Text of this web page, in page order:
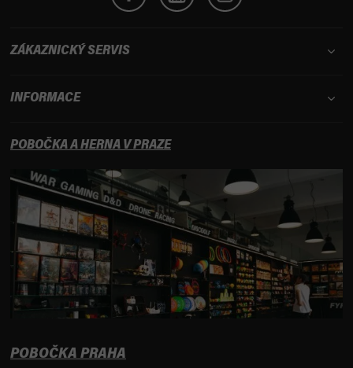
ZÁKAZNICKÝ SERVIS
INFORMACE
POBOČKA A HERNA V PRAZE
POBOČKA PRAHA